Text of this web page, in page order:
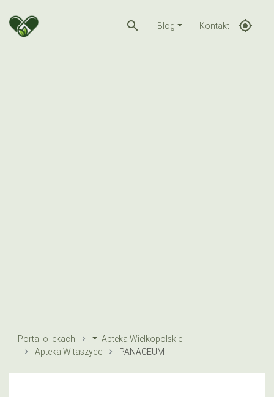
search Blog Kontakt gps_fixed
Portal o lekach
Apteka Wielkopolskie
Apteka Witaszyce
PANACEUM